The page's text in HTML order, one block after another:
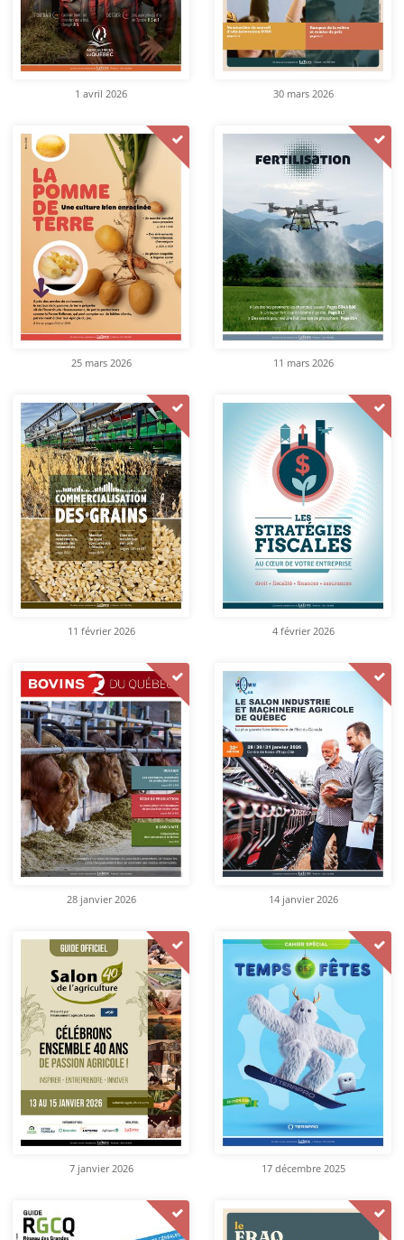
1 avril 2026 30 mars 2026
25 mars 2026 11 mars 2026
11 février 2026 4 février 2026
28 janvier 2026 14 janvier 2026
7 janvier 2026 17 décembre 2025